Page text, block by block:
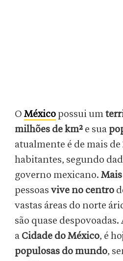
O México possui um
milhões de km² e sua
atualmente é de mais de
habitantes, segundo
governo mexicano.
pessoas vive no centro
vastas áreas do norte
são quase
a Cidade do México, é
populosas do mundo,